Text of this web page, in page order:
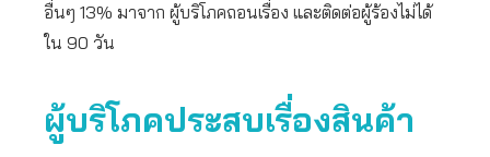
อื่นๆ 13% มาจาก ผู้บริโภคถอนเรื่อง และติดต่อผู้ร้องไม่ได้
ใน 90 วัน
ผู้บริโภคประสบเรื่องสินค้า